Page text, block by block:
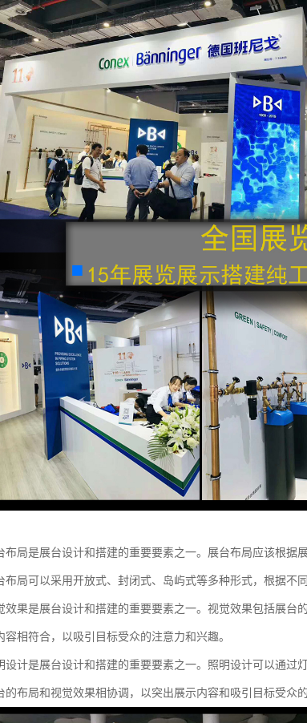
布局是展台设计和搭建的重要要素之一。展台布局应该根据
布局可以采用开放式、封闭式、岛屿式等多种形式，根据不
效果是展台设计和搭建的重要要素之一。视觉效果包括展台
容相符合，以吸引目标受众的注意力和兴趣。
设计是展台设计和搭建的重要要素之一。照明设计可以通过
的布局和视觉效果相协调，以突出展示内容和吸引目标受众的